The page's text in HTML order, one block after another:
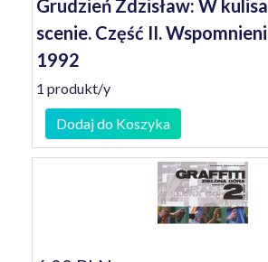
Grudzień Zdzisław: W
scenie. Część II.
1992
1 produkt/y
Dodaj do Koszyka